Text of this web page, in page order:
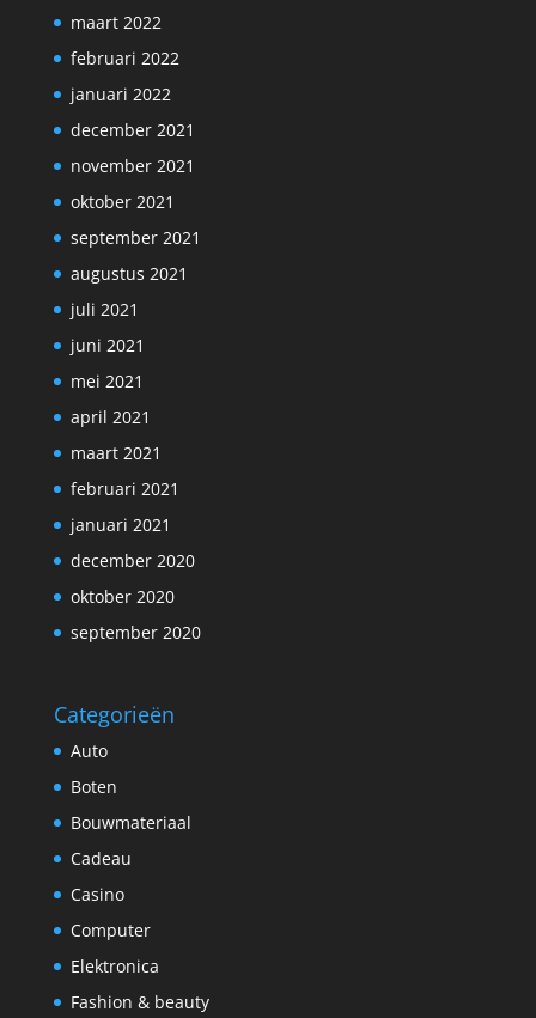
maart 2022
februari 2022
januari 2022
december 2021
november 2021
oktober 2021
september 2021
augustus 2021
juli 2021
juni 2021
mei 2021
april 2021
maart 2021
februari 2021
januari 2021
december 2020
oktober 2020
september 2020
Categorieën
Auto
Boten
Bouwmateriaal
Cadeau
Casino
Computer
Elektronica
Fashion & beauty